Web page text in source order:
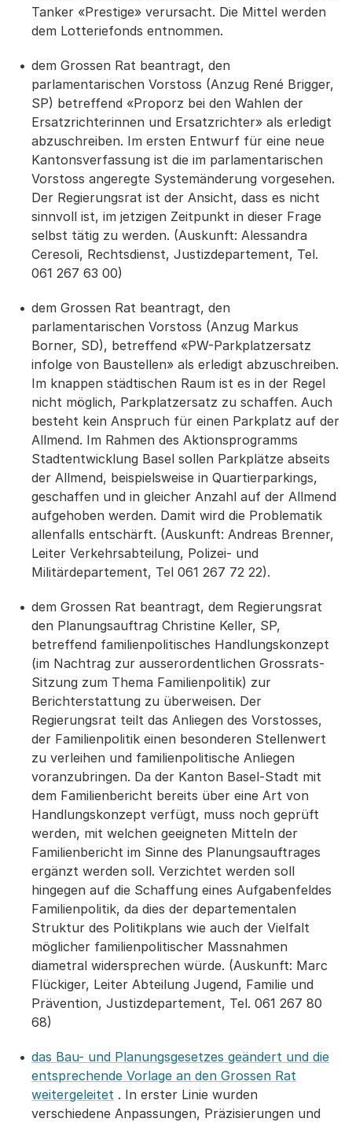
Tanker «Prestige» verursacht. Die Mittel werden
dem Lotteriefonds entnommen.
dem Grossen Rat beantragt, den
parlamentarischen Vorstoss (Anzug René Brigger,
SP) betreffend «Proporz bei den Wahlen der
Ersatzrichterinnen und Ersatzrichter» als erledigt
abzuschreiben. Im ersten Entwurf für eine neue
Kantonsverfassung ist die im parlamentarischen
Vorstoss angeregte Systemänderung vorgesehen.
Der Regierungsrat ist der Ansicht, dass es nicht
sinnvoll ist, im jetzigen Zeitpunkt in dieser Frage
selbst tätig zu werden. (Auskunft: Alessandra
Ceresoli, Rechtsdienst, Justizdepartement, Tel.
061 267 63 00)
dem Grossen Rat beantragt, den
parlamentarischen Vorstoss (Anzug Markus
Borner, SD), betreffend «PW-Parkplatzersatz
infolge von Baustellen» als erledigt abzuschreiben.
Im knappen städtischen Raum ist es in der Regel
nicht möglich, Parkplatzersatz zu schaffen. Auch
besteht kein Anspruch für einen Parkplatz auf der
Allmend. Im Rahmen des Aktionsprogramms
Stadtentwicklung Basel sollen Parkplätze abseits
der Allmend, beispielsweise in Quartierparkings,
geschaffen und in gleicher Anzahl auf der Allmend
aufgehoben werden. Damit wird die Problematik
allenfalls entschärft. (Auskunft: Andreas Brenner,
Leiter Verkehrsabteilung, Polizei- und
Militärdepartement, Tel 061 267 72 22).
dem Grossen Rat beantragt, dem Regierungsrat
den Planungsauftrag Christine Keller, SP,
betreffend familienpolitisches Handlungskonzept
(im Nachtrag zur ausserordentlichen Grossrats-
Sitzung zum Thema Familienpolitik) zur
Berichterstattung zu überweisen. Der
Regierungsrat teilt das Anliegen des Vorstosses,
der Familienpolitik einen besonderen Stellenwert
zu verleihen und familienpolitische Anliegen
voranzubringen. Da der Kanton Basel-Stadt mit
dem Familienbericht bereits über eine Art von
Handlungskonzept verfügt, muss noch geprüft
werden, mit welchen geeigneten Mitteln der
Familienbericht im Sinne des Planungsauftrages
ergänzt werden soll. Verzichtet werden soll
hingegen auf die Schaffung eines Aufgabenfeldes
Familienpolitik, da dies der departementalen
Struktur des Politikplans wie auch der Vielfalt
möglicher familienpolitischer Massnahmen
diametral widersprechen würde. (Auskunft: Marc
Flückiger, Leiter Abteilung Jugend, Familie und
Prävention, Justizdepartement, Tel. 061 267 80
68)
das Bau- und Planungsgesetzes geändert und die
entsprechende Vorlage an den Grossen Rat
weitergeleitet . In erster Linie wurden
verschiedene Anpassungen, Präzisierungen und